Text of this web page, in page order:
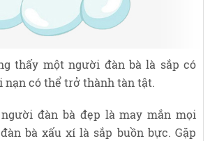
thấy một người đàn bà là sắp có
nạn có thể trở thành tàn tật.
đàn bà đẹp là may mắn mọi
bà xấu xí là sắp buồn bực. Gặp